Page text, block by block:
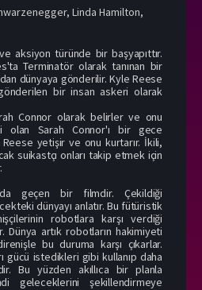
, Linda Hamilton,
aksiyon türünde bir başyapıttır.
Terminatör olarak tanınan bir
dünyaya gönderilir. Kyle Reese
bir insan askeri olarak
Connor olarak belirler ve onu
olan Sarah Connor'ı bir gece
yetişir ve onu kurtarır. İkili,
suikastçı onları takip etmek için
geçen bir filmdir. Çekildiği
dünyayı anlatır. Bu fütüristik
robotlara karşı verdiği
Dünya artık robotların hakimiyeti
bu duruma karşı çıkarlar.
gücü istedikleri gibi kullanıp daha
Bu yüzden akıllıca bir planla
geleceklerini şekillendirmeye